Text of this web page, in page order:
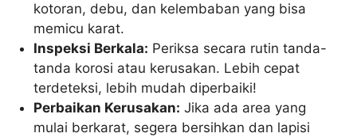
kotoran, debu, dan kelembaban yang bisa
memicu karat.
Inspeksi Berkala: Periksa secara rutin tanda-
tanda korosi atau kerusakan. Lebih cepat
terdeteksi, lebih mudah diperbaiki!
Perbaikan Kerusakan: Jika ada area yang
mulai berkarat, segera bersihkan dan lapisi